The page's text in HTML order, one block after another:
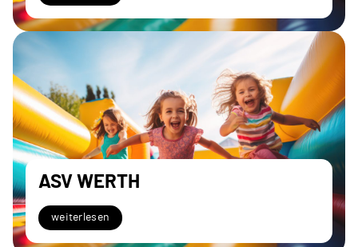
ASV WERTH
weiterlesen